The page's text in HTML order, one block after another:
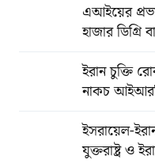
এআইয়ের
হাজার ডিগ্রি
ইরান চুক্তি
নাকচ
ইসরায়েল-
যুক্তরাষ্ট্র ও